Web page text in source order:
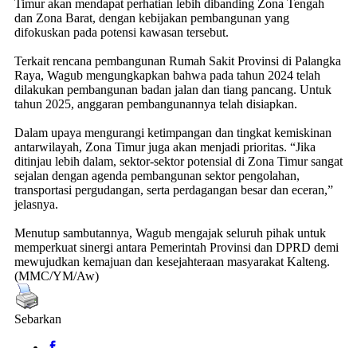
Timur akan mendapat perhatian lebih dibanding Zona Tengah
dan Zona Barat, dengan kebijakan pembangunan yang
difokuskan pada potensi kawasan tersebut.
Terkait rencana pembangunan Rumah Sakit Provinsi di Palangka
Raya, Wagub mengungkapkan bahwa pada tahun 2024 telah
dilakukan pembangunan badan jalan dan tiang pancang. Untuk
tahun 2025, anggaran pembangunannya telah disiapkan.
Dalam upaya mengurangi ketimpangan dan tingkat kemiskinan
antarwilayah, Zona Timur juga akan menjadi prioritas. “Jika
ditinjau lebih dalam, sektor-sektor potensial di Zona Timur sangat
sejalan dengan agenda pembangunan sektor pengolahan,
transportasi pergudangan, serta perdagangan besar dan eceran,”
jelasnya.
Menutup sambutannya, Wagub mengajak seluruh pihak untuk
memperkuat sinergi antara Pemerintah Provinsi dan DPRD demi
mewujudkan kemajuan dan kesejahteraan masyarakat Kalteng.
(MMC/YM/Aw)
Sebarkan